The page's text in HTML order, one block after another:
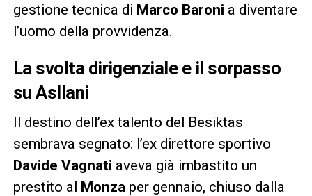
gestione tecnica di Marco Baroni a diventare
l’uomo della provvidenza.
La svolta dirigenziale e il sorpasso
su Asllani
Il destino dell’ex talento del Besiktas
sembrava segnato: l’ex direttore sportivo
Davide Vagnati aveva già imbastito un
prestito al Monza per gennaio, chiuso dalla